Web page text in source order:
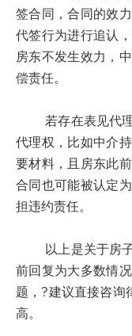
签合同，合同的效
代签行为进行追认
房东不发生效力，
偿责任。
若存在表见代理
代理权，比如中介
要材料，且房东此
合同也可能被认定
担违约责任。
以上是关于房子
前回复为大多数情
题，?建议直接咨询
高。